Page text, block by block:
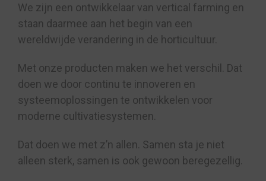
We zijn een ontwikkelaar van vertical farming en
staan daarmee aan het begin van een
wereldwijde verandering in de horticultuur.
Met onze producten maken we het verschil. Dat
doen we door continu te innoveren en
systeemoplossingen te ontwikkelen voor
moderne cultivatiesystemen.
Dat doen we met z’n allen. Samen sta je niet
alleen sterk, samen is ook gewoon beregezellig.